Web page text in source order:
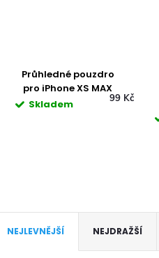
Průhledné pouzdro
pro iPhone XS MAX
Skladem
99 Kč
ŘNEJLEVNĚJŠÍ NEJDRAŽŠÍ